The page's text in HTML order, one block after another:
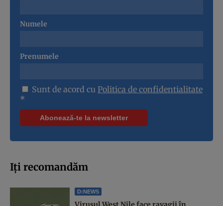
Numele
Prenumele
Sunt de acord cu Politica de confidentialitate
*
Iți recomandăm
D:NEWS